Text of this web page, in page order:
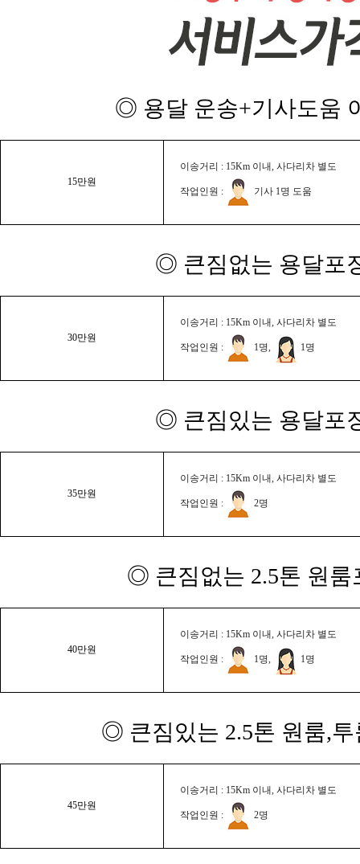
◎ 용달 운송+기사도움
15만원
이송거리 : 15Km 이내, 사다리차 별도
작업인원 : 기사 1명 도움
◎ 큰짐없는 용달포
30만원
이송거리 : 15Km 이내, 사다리차 별도
작업인원 : 1명, 1명
◎ 큰짐있는 용달포
35만원
이송거리 : 15Km 이내, 사다리차 별도
작업인원 : 2명
◎ 큰짐없는 2.5톤 원룸
40만원
이송거리 : 15Km 이내, 사다리차 별도
작업인원 : 1명, 1명
◎ 큰짐있는 2.5톤 원룸,
45만원
이송거리 : 15Km 이내, 사다리차 별도
작업인원 : 2명